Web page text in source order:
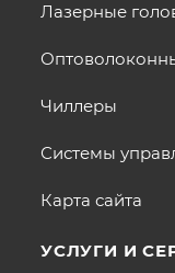
Лазерные
Чиллеры
Системы
Карта сайта
УСЛУГИ И